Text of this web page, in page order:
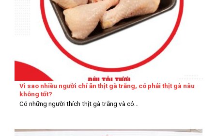
Vì sao nhiều người chỉ ăn thịt gà trắng, có phải thịt gà nâu
không tốt?
Có những người thích thịt gà trắng và có...